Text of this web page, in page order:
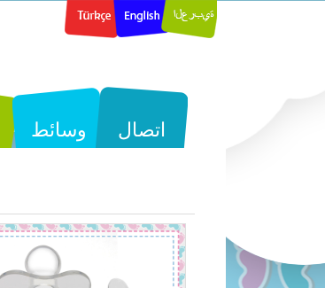
وسائط اتصال